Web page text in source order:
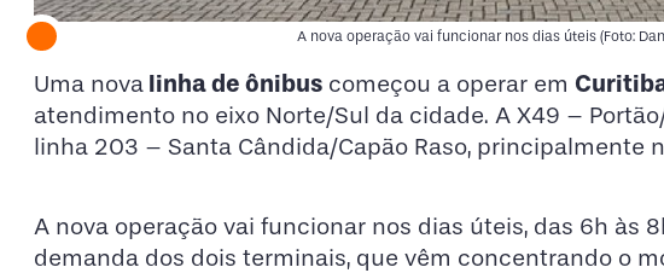
A nova operação vai funcionar nos dias úteis (Foto:
Uma nova linha de ônibus começou a operar em
atendimento no eixo Norte/Sul da cidade. A X49 –
linha 203 – Santa Cândida/Capão Raso, principalmente
A nova operação vai funcionar nos dias úteis, das 6h às
demanda dos dois terminais, que vêm concentrando o